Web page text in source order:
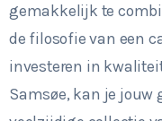
gemakkelijk te
de filosofie van een
investeren in
Samsøe, kan je jouw